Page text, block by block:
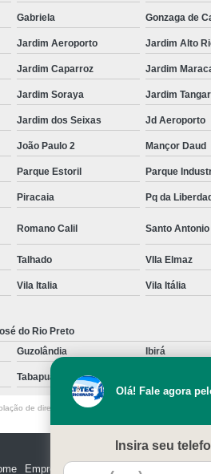
Gabriela Gonzaga de
Jardim Aeroporto Jardim Alto
Jardim Caparroz Jardim
Jardim Soraya Jardim
Jardim dos Seixas Jd Aeroporto
João Paulo 2 Mançor Daud
Parque Estoril Parque
Piracaia Pq da
Romano Calil Santo Antonio
Talhado VIla Elmaz
Vila Italia Vila Itália
do Rio Preto
Guzolândia Ibirá
Tabapuã
de direito autoral – artigo 184 do Código Penal –
Empresa Serviços
Olá! Fale agora
Insira seu